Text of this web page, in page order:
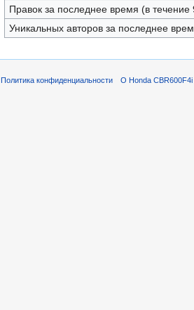
Правок за последнее время (в течение
Уникальных авторов за последнее
Политика конфиденциальности О Honda CBR600F4i